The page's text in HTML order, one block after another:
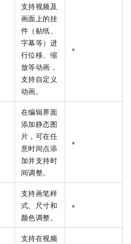
支持视频及
画面上的挂
件（贴纸、
字幕等）进
行位移、缩
放等动画，
支持自定义
动画。
×
在编辑界面
添加静态图
片，可在任
意时间点添
加并支持时
间调整。
×
支持画笔样
式、尺寸和
颜色调整。
×
支持在视频